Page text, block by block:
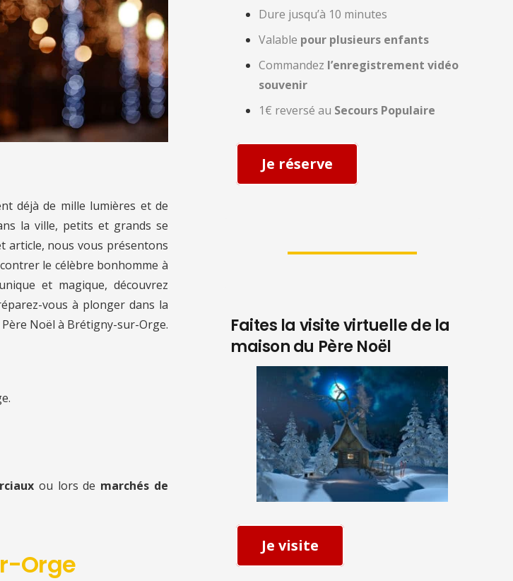
déjà de mille lumières et de
la ville, petits et grands se
article, nous vous présentons
le célèbre bonhomme à
et magique, découvrez
vous à plonger dans la
Noël à Brétigny-sur-Orge.
ou lors de marchés de
Orge
Dure jusqu’à 10 minutes
Valable pour plusieurs enfants
Commandez l’enregistrement vidéo
souvenir
1€ reversé au Secours Populaire
Je réserve
Faites la visite virtuelle de la
maison du Père Noël
Je visite